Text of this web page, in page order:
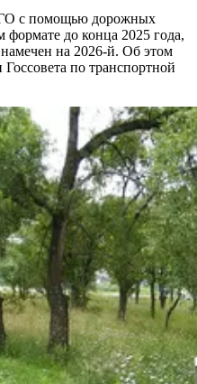
с помощью дорожных
формате до конца 2025 года,
на 2026-й. Об этом
по транспортной